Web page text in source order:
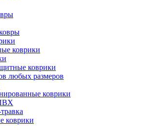
коврики
коврики
любых размеров
коврики
коврики